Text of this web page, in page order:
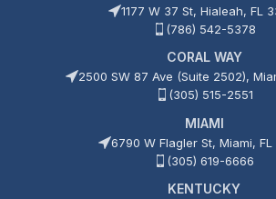
1177 W 37 St, Hialeah, FL
(786) 542-5378
CORAL WAY
2500 SW 87 Ave (Suite 2502),
(305) 515-2551
MIAMI
6790 W Flagler St, Miami, FL
(305) 619-6666
KENTUCKY